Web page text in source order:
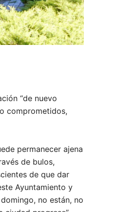
“de nuevo
comprometidos,
permanecer ajena
de bulos,
de que dar
Ayuntamiento y
no están, no